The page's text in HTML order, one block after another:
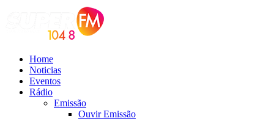
Home
Noticias
Eventos
Rádio
Emissão
Ouvir Emissão